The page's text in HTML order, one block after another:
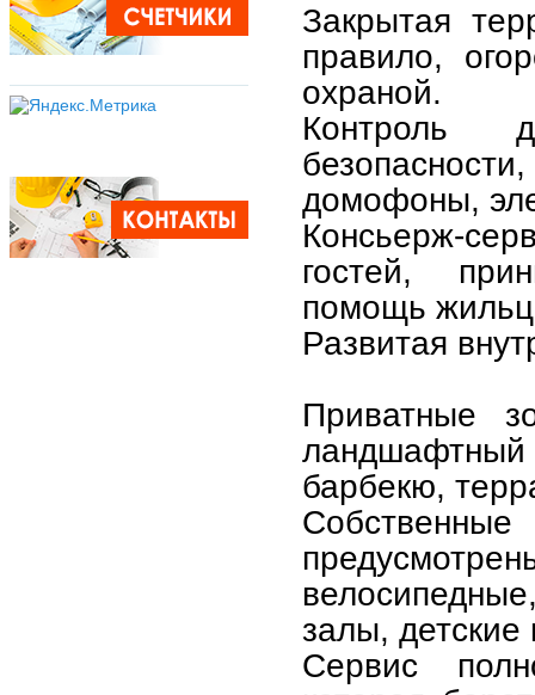
Закрытая
правило,
охраной.
Контроль
домофоны,
Консьерж-
гостей,
помощь
Развитая
Приватные
барбекю,
залы,
Сервис